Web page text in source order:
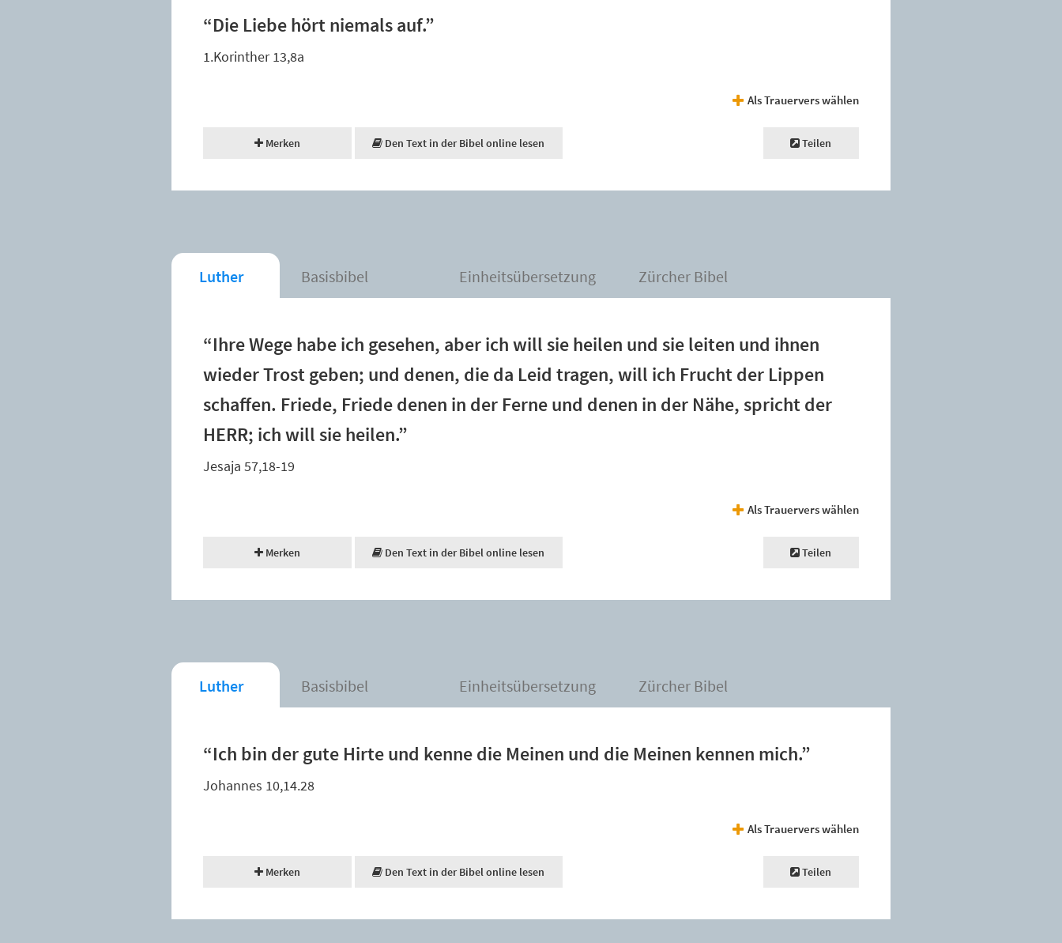
“Die Liebe hört niemals auf.”
1.Korinther 13,8a
Als Trauervers wählen
Merken Den Text in der Bibel online lesen Teilen
Luther Basisbibel Einheitsübersetzung Zürcher Bibel
“Ihre Wege habe ich gesehen, aber ich will sie heilen und sie leiten und ihnen
wieder Trost geben; und denen, die da Leid tragen, will ich Frucht der Lippen
schaffen. Friede, Friede denen in der Ferne und denen in der Nähe, spricht der
HERR; ich will sie heilen.”
Jesaja 57,18-19
Als Trauervers wählen
Merken Den Text in der Bibel online lesen Teilen
Luther Basisbibel Einheitsübersetzung Zürcher Bibel
“Ich bin der gute Hirte und kenne die Meinen und die Meinen kennen mich.”
Johannes 10,14.28
Als Trauervers wählen
Merken Den Text in der Bibel online lesen Teilen